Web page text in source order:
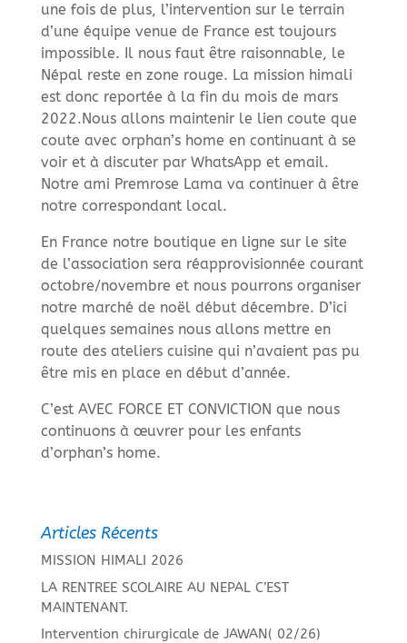
une fois de plus, l’intervention sur le terrain
d’une équipe venue de France est toujours
impossible. Il nous faut être raisonnable, le
Népal reste en zone rouge. La mission himali
est donc reportée à la fin du mois de mars
2022.Nous allons maintenir le lien coute que
coute avec orphan’s home en continuant à se
voir et à discuter par WhatsApp et email.
Notre ami Premrose Lama va continuer à être
notre correspondant local.
En France notre boutique en ligne sur le site
de l’association sera réapprovisionnée courant
octobre/novembre et nous pourrons organiser
notre marché de noël début décembre. D’ici
quelques semaines nous allons mettre en
route des ateliers cuisine qui n’avaient pas pu
être mis en place en début d’année.
C’est AVEC FORCE ET CONVICTION que nous
continuons à œuvrer pour les enfants
d’orphan’s home.
Articles Récents
MISSION HIMALI 2026
LA RENTREE SCOLAIRE AU NEPAL C’EST
MAINTENANT.
Intervention chirurgicale de JAWAN( 02/26)